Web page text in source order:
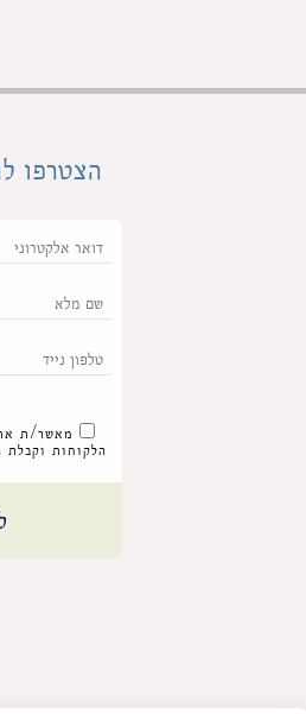
הצטרפו
מאשר/ת
הלקוחות